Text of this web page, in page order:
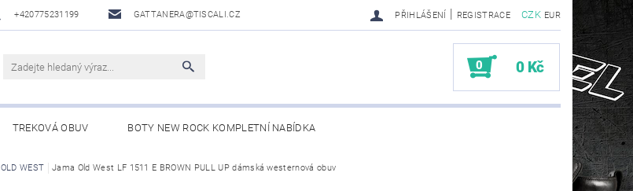
+420775231199 GATTANERA@TISCALI.CZ CZK EUR
PŘIHLÁŠENÍ | REGISTRACE
0 0 Kč
TREKOVÁ OBUV BOTY NEW ROCK KOMPLETNÍ NABÍDKA
WESTERN BELTS /WESTERNOVÉ OPASKY/ BOTY SENDRA-SENDRA HANDMADE BIKER BOOTS
OLD WEST Jama Old West LF 1511 E BROWN PULL UP dámská westernová obuv